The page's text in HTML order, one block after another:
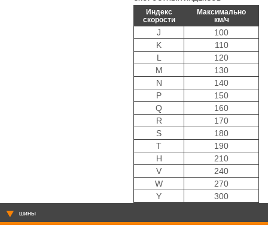
ШИНЫ
Индекс
скорости
Максимально
км/ч
J
100
K
110
L
120
M
130
N
140
P
150
Q
160
R
170
S
180
T
190
H
210
V
240
W
270
Y
300